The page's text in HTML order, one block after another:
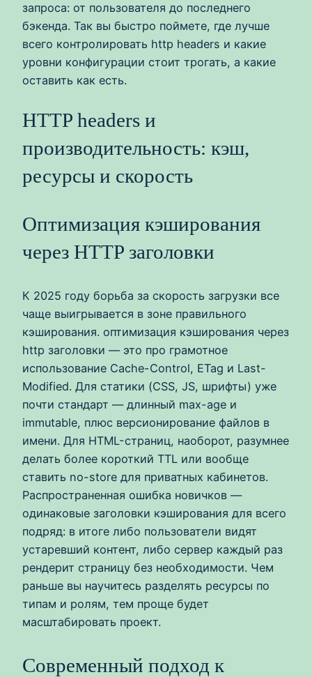
запроса: от пользователя до последнего
бэкенда. Так вы быстро поймете, где лучше
всего контролировать http headers и какие
уровни конфигурации стоит трогать, а какие
оставить как есть.
HTTP headers и
производительность: кэш,
ресурсы и скорость
Оптимизация кэширования
через HTTP заголовки
К 2025 году борьба за скорость загрузки все
чаще выигрывается в зоне правильного
кэширования. оптимизация кэширования через
http заголовки — это про грамотное
использование Cache-Control, ETag и Last-
Modified. Для статики (CSS, JS, шрифты) уже
почти стандарт — длинный max-age и
immutable, плюс версионирование файлов в
имени. Для HTML-страниц, наоборот, разумнее
делать более короткий TTL или вообще
ставить no-store для приватных кабинетов.
Распространенная ошибка новичков —
одинаковые заголовки кэширования для всего
подряд: в итоге либо пользователи видят
устаревший контент, либо сервер каждый раз
рендерит страницу без необходимости. Чем
раньше вы научитесь разделять ресурсы по
типам и ролям, тем проще будет
масштабировать проект.
Современный подход к